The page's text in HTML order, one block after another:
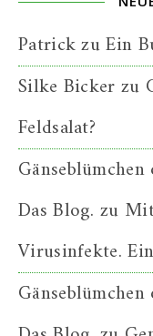
PatrickzuEin
Silke Bickerzu
Feldsalat?
Das Blog. zu
Virusinfekte.